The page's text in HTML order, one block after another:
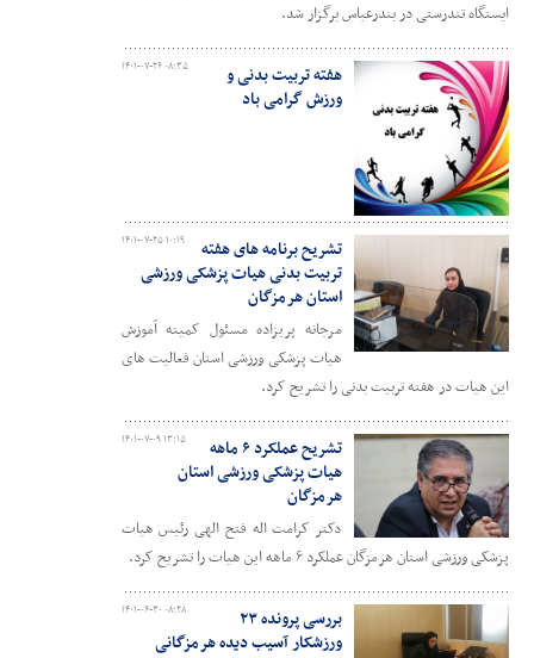
ایستگاه تندرستی در بندرعباس برگزار شد.
۱۴۰۱-۰۷-۲۶ ۰۸:۳۵
هفته تربیت بدنی و
ورزش گرامی باد
۱۴۰۱-۰۷-۲۵ ۱۰:۱۹
تشریح برنامه های هفته
تربیت بدنی هیات پزشکی ورزشی
استان هرمزگان
مرجانه پریزاده مسئول کمیته آموزش
هیات پزشکی ورزشی استان فعالیت های
این هیات در هفته تربیت بدنی را تشریح کرد.
۱۴۰۱-۰۷-۰۹ ۱۳:۱۵
تشریح عملکرد ۶ ماهه
هیات پزشکی ورزشی استان
هرمزگان
دکتر کرامت اله فتح الهی رئیس هیات
پزشکی ورزشی استان هرمزگان عملکرد ۶ ماهه این هیات را تشریح کرد.
۱۴۰۱-۰۶-۳۰ ۰۸:۲۸
بررسی پرونده ۲۳
ورزشکار آسیب دیده هرمزگانی